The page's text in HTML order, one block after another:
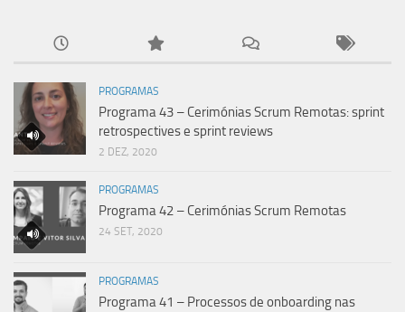
PROGRAMAS
Programa 43 – Cerimónias Scrum Remotas: sprint
retrospectives e sprint reviews
2 DEZ, 2020
PROGRAMAS
Programa 42 – Cerimónias Scrum Remotas
24 SET, 2020
PROGRAMAS
Programa 41 – Processos de onboarding nas